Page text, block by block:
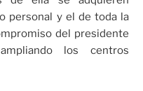
personal y el de toda la
del presidente
los centros